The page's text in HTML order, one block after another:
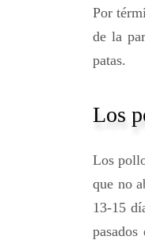
Por
de la
patas.
Los
Los
que no
13-15